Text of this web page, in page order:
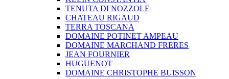
TENUTA DI NOZZOLE
CHATEAU RIGAUD
TERRA TOSCANA
DOMAINE POTINET AMPEAU
DOMAINE MARCHAND FRERES
JEAN FOURNIER
HUGUENOT
DOMAINE CHRISTOPHE BUISSON